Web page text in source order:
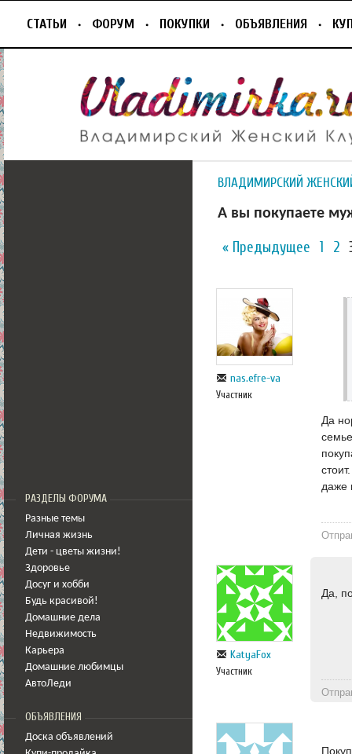
СТАТЬИ ФОРУМ ПОКУПКИ ОБЪЯВЛЕНИЯ
РАЗДЕЛЫ ФОРУМА
Разные темы
Личная жизнь
Дети - цветы жизни!
Здоровье
Досуг и хобби
Будь красивой!
Домашние дела
Недвижимость
Карьера
Домашние любимцы
АвтоЛеди
ОБЪЯВЛЕНИЯ
Доска объявлений
ВЛАДИМИРСКИЙ
А вы покупаете
« Предыдущее 1 2
nas.efre-va
Участник
Да
даже
KatyaFox
Участник
Да,